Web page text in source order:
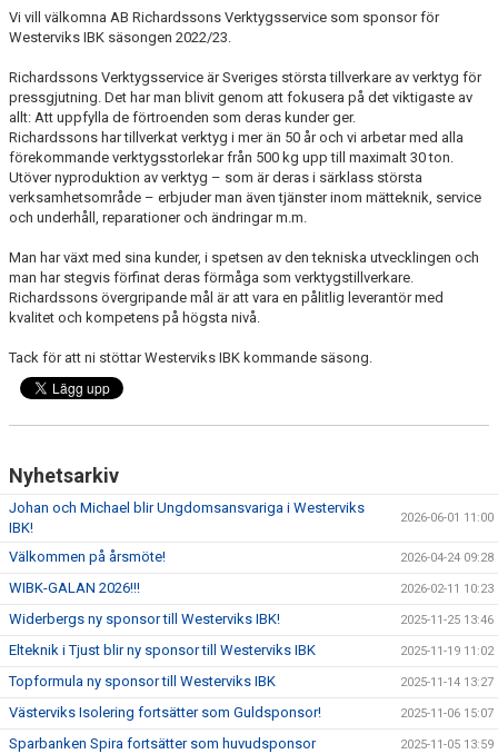
DOKUMENT
INFORMATION
HEDERSMEDLEM
Vi vill välkomna AB Richardssons Verktygsservice som sponsor för
Westerviks IBK säsongen 2022/23.
Richardssons Verktygsservice är Sveriges största tillverkare av verktyg för
pressgjutning. Det har man blivit genom att fokusera på det viktigaste av
allt: Att uppfylla de förtroenden som deras kunder ger.
Richardssons har tillverkat verktyg i mer än 50 år och vi arbetar med alla
förekommande verktygsstorlekar från 500 kg upp till maximalt 30 ton.
Utöver nyproduktion av verktyg – som är deras i särklass största
verksamhetsområde – erbjuder man även tjänster inom mätteknik, service
och underhåll, reparationer och ändringar m.m.
Man har växt med sina kunder, i spetsen av den tekniska utvecklingen och
man har stegvis förfinat deras förmåga som verktygstillverkare.
Richardssons övergripande mål är att vara en pålitlig leverantör med
kvalitet och kompetens på högsta nivå.
Tack för att ni stöttar Westerviks IBK kommande säsong.
Nyhetsarkiv
Johan och Michael blir Ungdomsansvariga i Westerviks
IBK!
2026-06-01 11:00
Välkommen på årsmöte! 2026-04-24 09:28
WIBK-GALAN 2026!!! 2026-02-11 10:23
Widerbergs ny sponsor till Westerviks IBK! 2025-11-25 13:46
Elteknik i Tjust blir ny sponsor till Westerviks IBK 2025-11-19 11:02
Topformula ny sponsor till Westerviks IBK 2025-11-14 13:27
Västerviks Isolering fortsätter som Guldsponsor! 2025-11-06 15:07
Sparbanken Spira fortsätter som huvudsponsor 2025-11-05 13:59